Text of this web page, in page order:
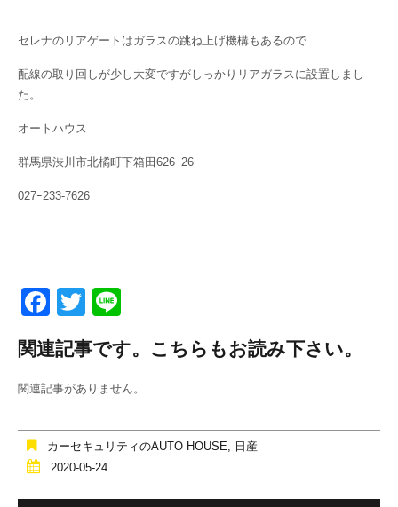
セレナのリアゲートはガラスの跳ね上げ機構もあるので
配線の取り回しが少し大変ですがしっかりリアガラスに設置しまし
た。
オートハウス
群馬県渋川市北橘町下箱田626ｰ26
027ｰ233-7626
F
a
c
e
o
o
k
T
tt
er
e
関連記事です。こちらもお読み下さい。
関連記事がありません。
カーセキュリティのAUTO HOUSE, 日産
2020-05-24